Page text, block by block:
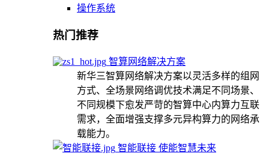
操作系统
热门推荐
智算网络解决方案
新华三智算网络解决方案以灵活多样的组网
方式、全场景网络调优技术满足不同场景、
不同规模下愈发严苛的智算中心内算力互联
需求，全面增强支撑多元异构算力的网络承
载能力。
智能联接 使能智慧未来